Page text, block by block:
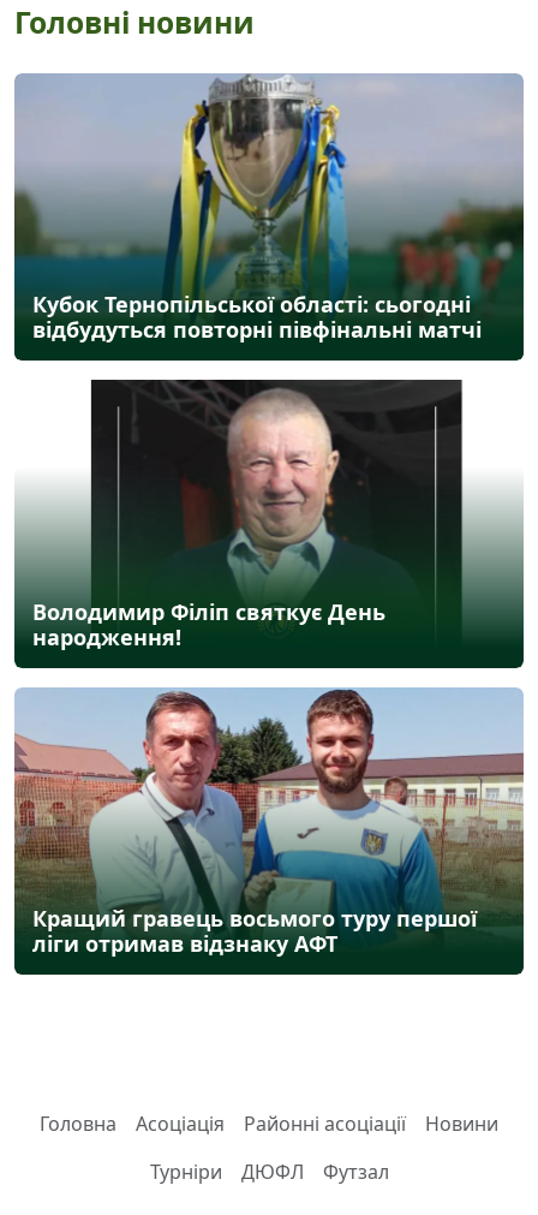
Головні новини
Кубок Тернопільської області: сьогодні
відбудуться повторні півфінальні матчі
Володимир Філіп святкує День
народження!
Кращий гравець восьмого туру першої
ліги отримав відзнаку АФТ
Головна Асоціація Районні асоціації
Новини
Турніри
ДЮФЛ Футзал